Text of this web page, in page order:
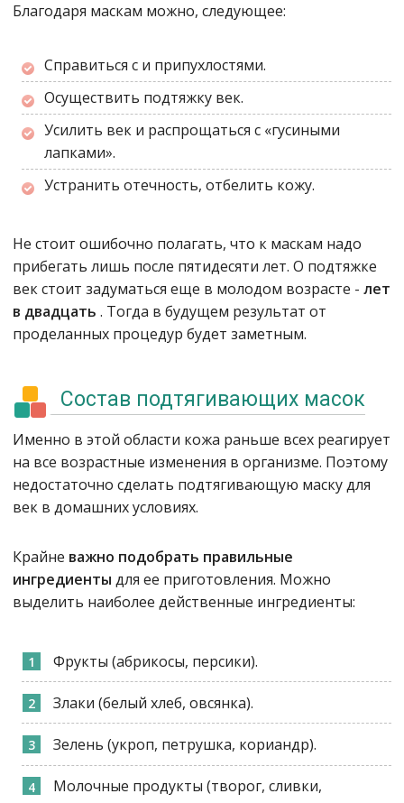
Благодаря маскам можно, следующее:
Справиться с и припухлостями.
Осуществить подтяжку век.
Усилить век и распрощаться с «гусиными
лапками».
Устранить отечность, отбелить кожу.
Не стоит ошибочно полагать, что к маскам надо
прибегать лишь после пятидесяти лет. О подтяжке
век стоит задуматься еще в молодом возрасте - лет
в двадцать . Тогда в будущем результат от
проделанных процедур будет заметным.
Состав подтягивающих масок
Именно в этой области кожа раньше всех реагирует
на все возрастные изменения в организме. Поэтому
недостаточно сделать подтягивающую маску для
век в домашних условиях.
Крайне важно подобрать правильные
ингредиенты для ее приготовления. Можно
выделить наиболее действенные ингредиенты:
Фрукты (абрикосы, персики).
Злаки (белый хлеб, овсянка).
Зелень (укроп, петрушка, кориандр).
Молочные продукты (творог, сливки,